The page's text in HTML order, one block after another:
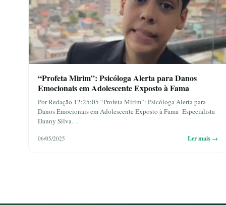
“Profeta Mirim”: Psicóloga Alerta para Danos
Emocionais em Adolescente Exposto à Fama
Por Redação 12:25:05 “Profeta Mirim”: Psicóloga Alerta para
Danos Emocionais em Adolescente Exposto à Fama Especialista
Danny Silva…
06/05/2025 Ler mais →